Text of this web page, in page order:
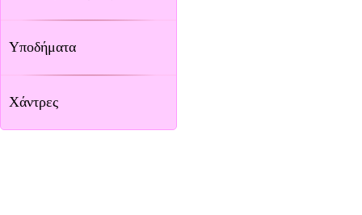
Υποδήματα
Χάντρες